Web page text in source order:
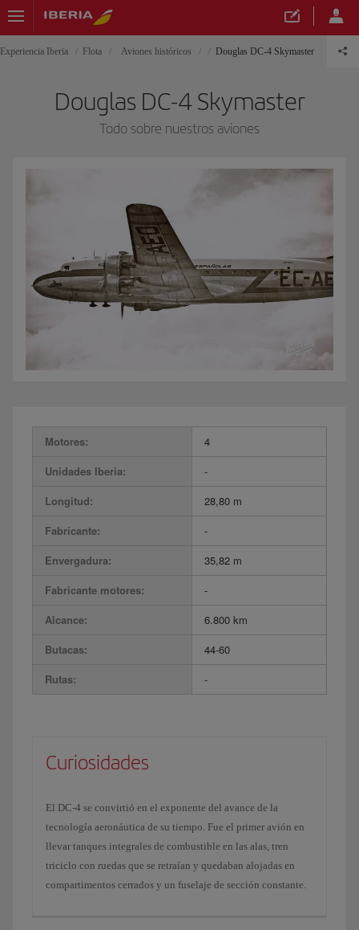
Experiencia Iberia Flota Aviones históricos Douglas DC-4 Skymaster
Douglas DC-4 Skymaster
Todo sobre nuestros aviones
Motores:
4
Unidades Iberia:
-
Longitud:
28,80 m
Fabricante:
-
Envergadura:
35,82 m
Fabricante motores:
-
Alcance:
6.800 km
Butacas:
44-60
Rutas:
-
Curiosidades
El DC-4 se convirtió en el exponente del avance de la
tecnología aeronáutica de su tiempo. Fue el primer avión en
llevar tanques integrales de combustible en las alas, tren
triciclo con ruedas que se retraían y quedaban alojadas en
compartimentos cerrados y un fuselaje de sección constante.